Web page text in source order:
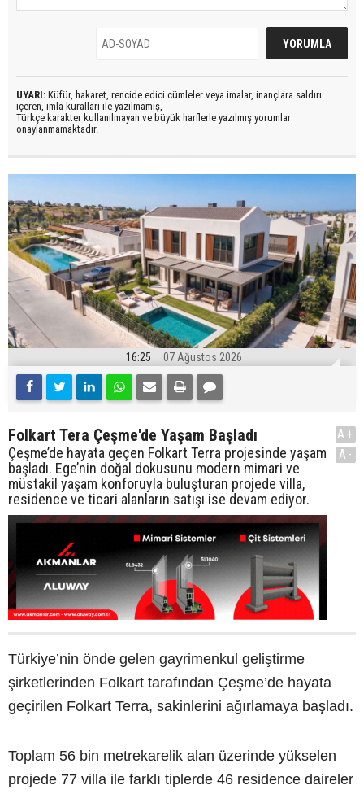
UYARI: Küfür, hakaret, rencide edici cümleler veya imalar, inançlara saldırı
içeren, imla kuralları ile yazılmamış,
Türkçe karakter kullanılmayan ve büyük harflerle yazılmış yorumlar
onaylanmamaktadır.
16:25 07 Ağustos 2026
Folkart Tera Çeşme'de Yaşam Başladı
Çeşme’de hayata geçen Folkart Terra projesinde yaşam
başladı. Ege’nin doğal dokusunu modern mimari ve
müstakil yaşam konforuyla buluşturan projede villa,
residence ve ticari alanların satışı ise devam ediyor.
A+
A-
Türkiye’nin önde gelen gayrimenkul geliştirme
şirketlerinden Folkart tarafından Çeşme’de hayata
geçirilen Folkart Terra, sakinlerini ağırlamaya başladı.
Toplam 56 bin metrekarelik alan üzerinde yükselen
projede 77 villa ile farklı tiplerde 46 residence daireler